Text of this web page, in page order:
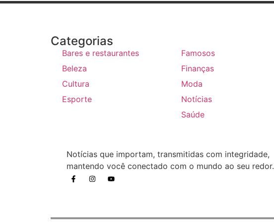
Categorias
Bares e restaurantes
Beleza
Cultura
Esporte
Famosos
Finanças
Moda
Notícias
Saúde
Notícias que importam, transmitidas com integridade,
mantendo você conectado com o mundo ao seu redor.